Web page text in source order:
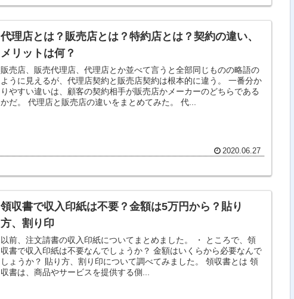
代理店とは？販売店とは？特約店とは？契約の違い、
メリットは何？
販売店、販売代理店、代理店とか並べて言うと全部同じものの略語の
ように見えるが、代理店契約と販売店契約は根本的に違う。 一番分か
りやすい違いは、顧客の契約相手が販売店かメーカーのどちらである
かだ。 代理店と販売店の違いをまとめてみた。 代...
2020.06.27
領収書で収入印紙は不要？金額は5万円から？貼り
方、割り印
以前、注文請書の収入印紙についてまとめました。 ・ ところで、領
収書で収入印紙は不要なんでしょうか？ 金額はいくらから必要なんで
しょうか？ 貼り方、割り印について調べてみました。 領収書とは 領
収書は、商品やサービスを提供する側...